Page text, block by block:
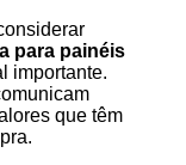
para painéis
importante.
que têm